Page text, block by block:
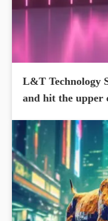
L&T Technology
and hit the